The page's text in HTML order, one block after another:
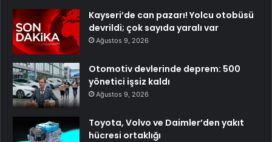
Kayseri’de can pazarı! Yolcu otobüsü
devrildi; çok sayıda yaralı var
Ağustos 9, 2026
Otomotiv devlerinde deprem: 500
yönetici işsiz kaldı
Ağustos 9, 2026
Toyota, Volvo ve Daimler’den yakıt
hücresi ortaklığı